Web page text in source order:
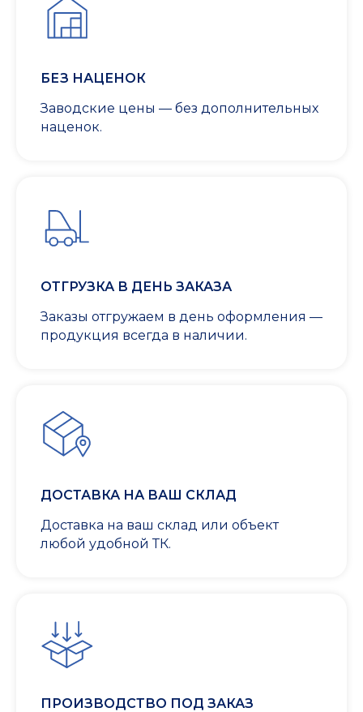
БЕЗ НАЦЕНОК
Заводские цены — без дополнительных
наценок.
ОТГРУЗКА В ДЕНЬ ЗАКАЗА
Заказы отгружаем в день оформления —
продукция всегда в наличии.
ДОСТАВКА НА ВАШ СКЛАД
Доставка на ваш склад или объект
любой удобной ТК.
ПРОИЗВОДСТВО ПОД ЗАКАЗ